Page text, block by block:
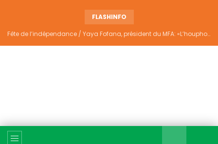
FLASHINFO
Fête de l’indépendance / Yaya Fofana, président du MFA: «L’houphouëtisme véritable ne divise pas»